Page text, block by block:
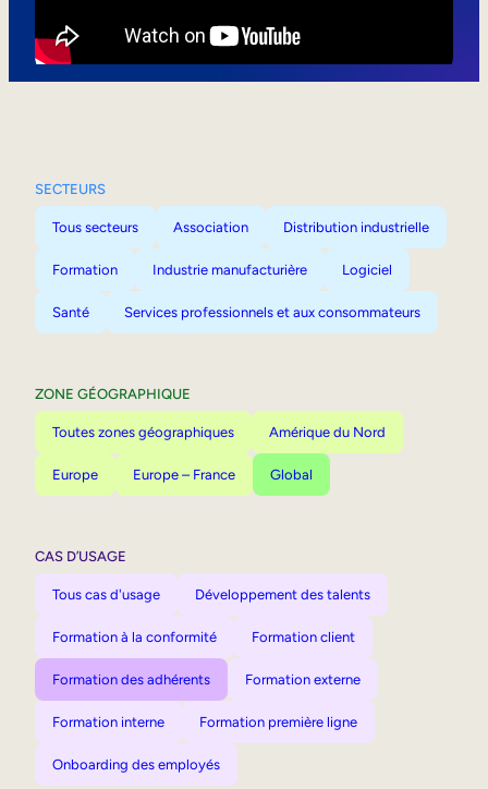
SECTEURS
Tous secteurs Association Distribution industrielle
Formation Industrie manufacturière Logiciel
Santé Services professionnels et aux consommateurs
ZONE GÉOGRAPHIQUE
Toutes zones géographiques Amérique du Nord
Europe Europe – France Global
CAS D’USAGE
Tous cas d'usage Développement des talents
Formation à la conformité Formation client
Formation des adhérents Formation externe
Formation interne Formation première ligne
Onboarding des employés